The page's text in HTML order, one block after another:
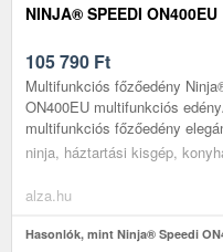
NINJA® SPEEDI ON400EU
105 790 Ft
Multifunkciós főzőedény
ON400EU multifunkciós
multifunkciós főzőedény
ninja, háztartási kisgép,
alza.hu
Hasonlók, mint Ninja® Speedi